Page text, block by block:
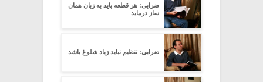
ضرابی: هر قطعه باید به زبان همان
ساز دربیاید
ضرابی: تنظیم نباید زیاد شلوغ باشد